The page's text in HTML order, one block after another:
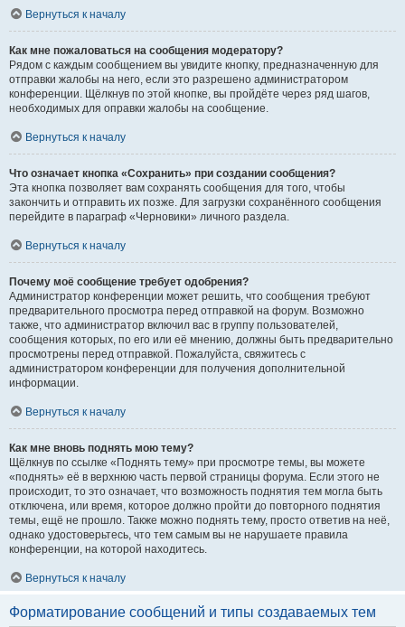
Вернуться к началу
Как мне пожаловаться на сообщения модератору?
Рядом с каждым сообщением вы увидите кнопку, предназначенную для
отправки жалобы на него, если это разрешено администратором
конференции. Щёлкнув по этой кнопке, вы пройдёте через ряд шагов,
необходимых для оправки жалобы на сообщение.
Вернуться к началу
Что означает кнопка «Сохранить» при создании сообщения?
Эта кнопка позволяет вам сохранять сообщения для того, чтобы
закончить и отправить их позже. Для загрузки сохранённого сообщения
перейдите в параграф «Черновики» личного раздела.
Вернуться к началу
Почему моё сообщение требует одобрения?
Администратор конференции может решить, что сообщения требуют
предварительного просмотра перед отправкой на форум. Возможно
также, что администратор включил вас в группу пользователей,
сообщения которых, по его или её мнению, должны быть предварительно
просмотрены перед отправкой. Пожалуйста, свяжитесь с
администратором конференции для получения дополнительной
информации.
Вернуться к началу
Как мне вновь поднять мою тему?
Щёлкнув по ссылке «Поднять тему» при просмотре темы, вы можете
«поднять» её в верхнюю часть первой страницы форума. Если этого не
происходит, то это означает, что возможность поднятия тем могла быть
отключена, или время, которое должно пройти до повторного поднятия
темы, ещё не прошло. Также можно поднять тему, просто ответив на неё,
однако удостоверьтесь, что тем самым вы не нарушаете правила
конференции, на которой находитесь.
Вернуться к началу
Форматирование сообщений и типы создаваемых тем